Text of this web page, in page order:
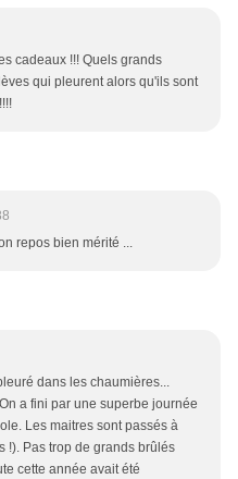
cadeaux !!! Quels grands
qui pleurent alors qu'ils sont
repos bien mérité ...
dans les chaumières...
a fini par une superbe journée
Les maitres sont passés à
!). Pas trop de grands brûlés
cette année avait été